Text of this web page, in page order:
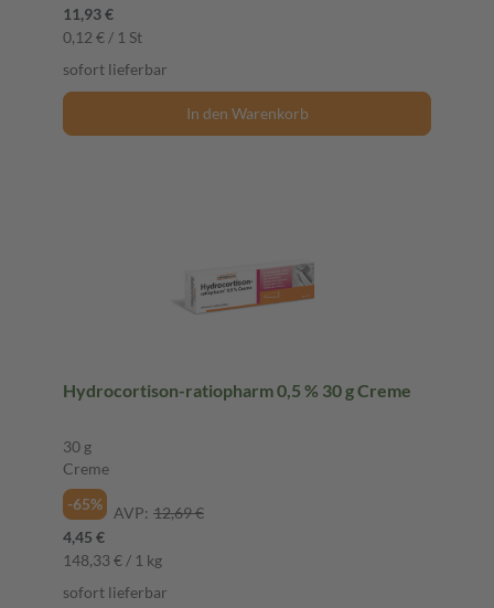
11,93 €
0,12 € / 1 St
sofort lieferbar
In den Warenkorb
Hydrocortison-ratiopharm 0,5 % 30 g Creme
30 g
Creme
-65%
AVP: 12,69 €
4,45 €
148,33 € / 1 kg
sofort lieferbar